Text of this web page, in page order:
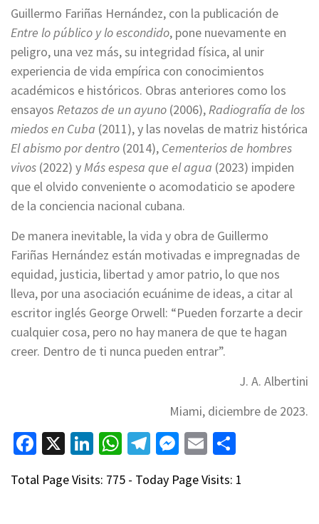
Guillermo Fariñas Hernández, con la publicación de
Entre lo público y lo escondido, pone nuevamente en
peligro, una vez más, su integridad física, al unir
experiencia de vida empírica con conocimientos
académicos e históricos. Obras anteriores como los
ensayos Retazos de un ayuno (2006),Radiografía de los
miedos en Cuba (2011), y las novelas de matriz histórica
El abismo por dentro (2014), Cementerios de hombres
vivos (2022) yMás espesa que el agua (2023) impiden
que el olvido conveniente o acomodaticio se apodere
de la conciencia nacional cubana.
De manera inevitable, la vida y obra de Guillermo
Fariñas Hernández están motivadas e impregnadas de
equidad, justicia, libertad y amor patrio, lo que nos
lleva, por una asociación ecuánime de ideas, a citar al
escritor inglés George Orwell: “Pueden forzarte a decir
cualquier cosa, pero no hay manera de que te hagan
creer. Dentro de ti nunca pueden entrar”.
J. A. Albertini
Miami, diciembre de 2023.
Facebook
X LinkedIn
WhatsApp
Telegram
Messenger
Email
Total Page Visits: 775 - Today Page Visits: 1